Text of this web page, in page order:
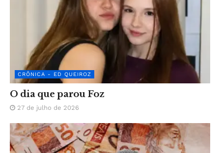
CRÔNICA - ED QUEIROZ
O dia que parou Foz
27 de julho de 2026